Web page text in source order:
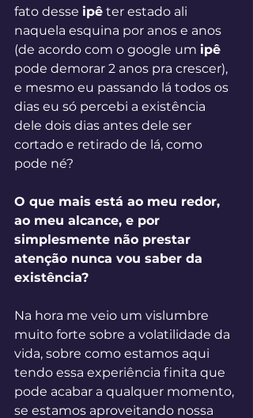
fato desse ipê ter estado ali
naquela esquina por anos e anos
(de acordo com o google um ipê
pode demorar 2 anos pra crescer),
e mesmo eu passando lá todos os
dias eu só percebi a existência
dele dois dias antes dele ser
cortado e retirado de lá, como
pode né?
O que mais está ao meu redor,
ao meu alcance, e por
simplesmente não prestar
atenção nunca vou saber da
existência?
Na hora me veio um vislumbre
muito forte sobre a volatilidade da
vida, sobre como estamos aqui
tendo essa experiência finita que
pode acabar a qualquer momento,
se estamos aproveitando nossa